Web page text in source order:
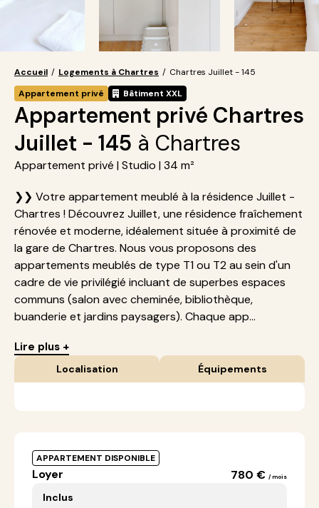
Accueil / Logements à Chartres / Chartres Juillet - 145
Appartement privé
Bâtiment XXL
Appartement privé Chartres
Juillet - 145 à Chartres
Appartement privé | Studio | 34 m²
❯❯ Votre appartement meublé à la résidence Juillet -
Chartres ! Découvrez Juillet, une résidence fraîchement
rénovée et moderne, idéalement située à proximité de
la gare de Chartres. Nous vous proposons des
appartements meublés de type T1 ou T2 au sein d'un
cadre de vie privilégié incluant de superbes espaces
communs (salon avec cheminée, bibliothèque,
buanderie et jardins paysagers). Chaque app...
Lire plus +
Localisation Équipements
APPARTEMENT DISPONIBLE
Loyer 780 € / mois
Inclus